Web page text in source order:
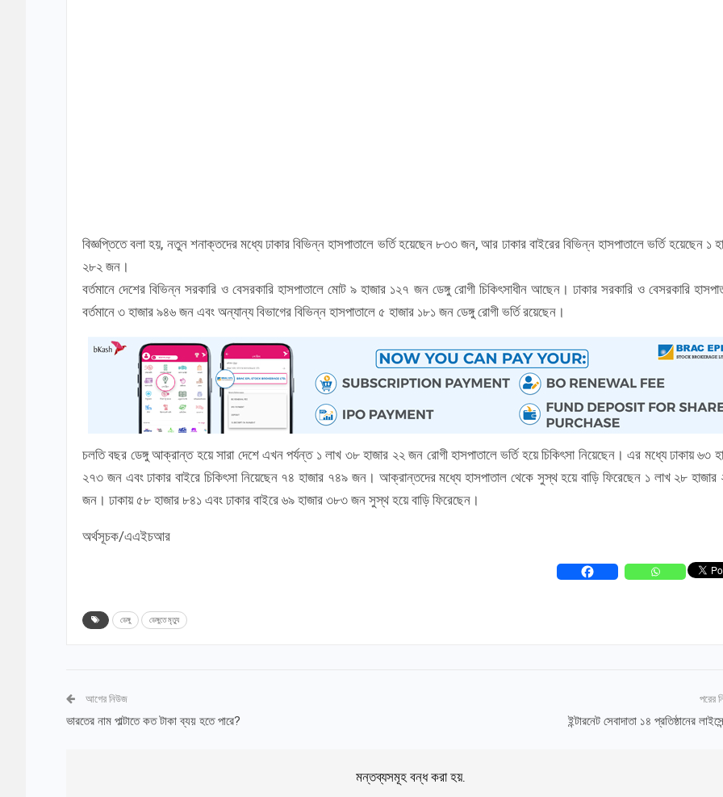
বিজ্ঞপ্তিতে বলা হয়, নতুন শনাক্তদের মধ্যে ঢাকার বিভিন্ন হাসপাতালে ভর্তি হয়েছেন ৮৩৩ জন, আর ঢাকার বাইরের বিভিন্ন হাসপাতালে ভর্তি হয়েছেন ১
২৮২ জন।
বর্তমানে দেশের বিভিন্ন সরকারি ও বেসরকারি হাসপাতালে মোট ৯ হাজার ১২৭ জন ডেঙ্গু রোগী চিকিৎসাধীন আছেন। ঢাকার সরকারি ও বেসরকারি
বর্তমানে ৩ হাজার ৯৪৬ জন এবং অন্যান্য বিভাগের বিভিন্ন হাসপাতালে ৫ হাজার ১৮১ জন ডেঙ্গু রোগী ভর্তি রয়েছেন।
চলতি বছর ডেঙ্গু আক্রান্ত হয়ে সারা দেশে এখন পর্যন্ত ১ লাখ ৩৮ হাজার ২২ জন রোগী হাসপাতালে ভর্তি হয়ে চিকিৎসা নিয়েছেন। এর মধ্যে ঢাকায় ৬৩
২৭৩ জন এবং ঢাকার বাইরে চিকিৎসা নিয়েছেন ৭৪ হাজার ৭৪৯ জন। আক্রান্তদের মধ্যে হাসপাতাল থেকে সুস্থ হয়ে বাড়ি ফিরেছেন ১ লাখ ২৮ হাজার
জন। ঢাকায় ৫৮ হাজার ৮৪১ এবং ঢাকার বাইরে ৬৯ হাজার ৩৮৩ জন সুস্থ হয়ে বাড়ি ফিরেছেন।
অর্থসূচক/এএইচআর
ডেঙ্গু ডেঙ্গুতে মৃত্যু
আগের নিউজ
ভারতের নাম পাল্টাতে কত টাকা ব্যয় হতে পারে?
পরের
ইন্টারনেট সেবাদাতা ১৪ প্রতিষ্ঠানের
মন্তব্যসমূহ বন্ধ করা হয়.